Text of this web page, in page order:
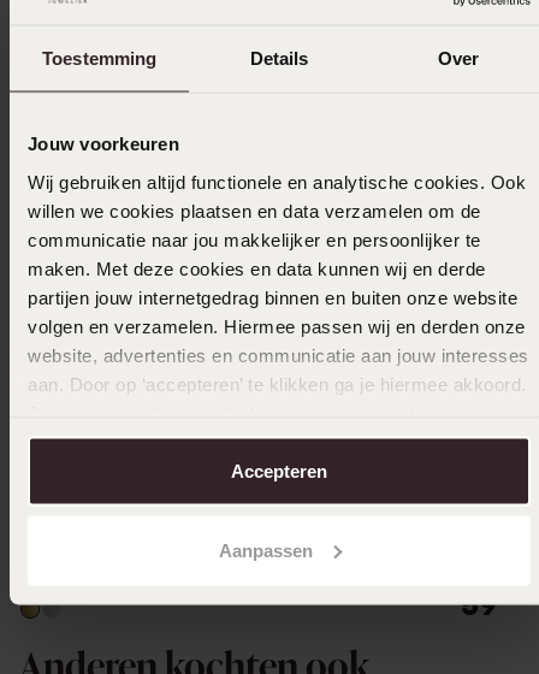
Toestemming Details Over
Jouw voorkeuren
Wij gebruiken altijd functionele en analytische cookies. Ook
willen we cookies plaatsen en data verzamelen om de
communicatie naar jou makkelijker en persoonlijker te
maken. Met deze cookies en data kunnen wij en derde
partijen jouw internetgedrag binnen en buiten onze website
volgen en verzamelen. Hiermee passen wij en derden onze
website, advertenties en communicatie aan jouw interesses
aan. Door op ‘accepteren’ te klikken ga je hiermee akkoord.
over in onscookiebeleid.
Accepteren
Aanpassen
14 Karaat geelgouden ring met 7 diamanten
0,05ct
499.99349 99
-30% Bestseller
59